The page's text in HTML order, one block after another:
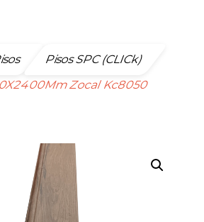
Pisos SPC (CLICk)
Zocal Kc8050